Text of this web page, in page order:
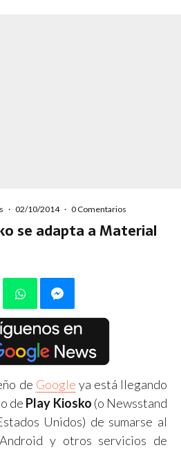
· 02/10/2014 · 0 Comentarios
se adapta a Material
de Google ya está llegando
de Play Kiosko (o Newsstand
Unidos) de sumarse al
y otros servicios de